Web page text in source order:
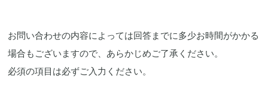
お問い合わせの内容によっては回答までに多少お時間がかかる
場合もございますので、あらかじめご了承ください。
必須の項目は必ずご入力ください。